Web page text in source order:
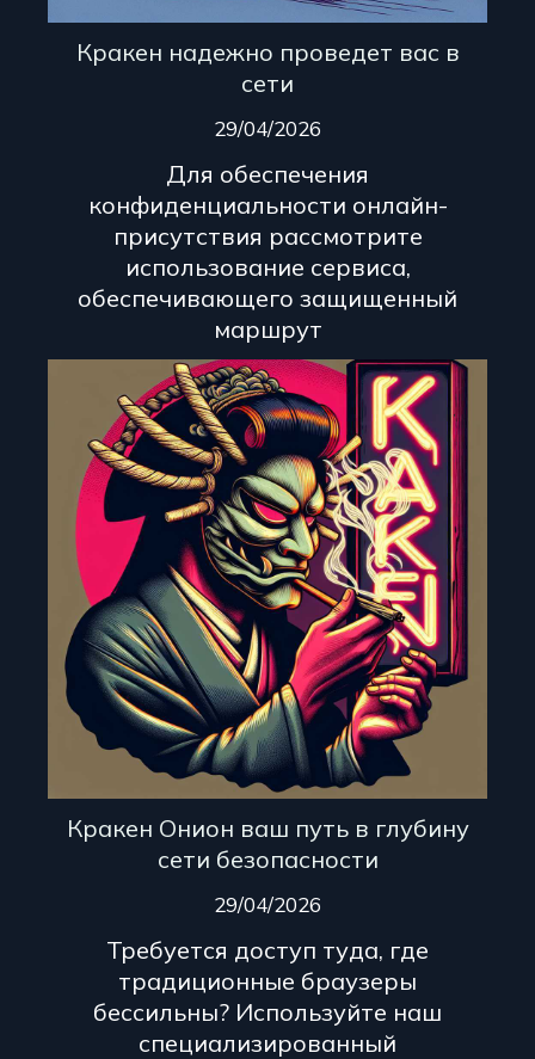
Кракен надежно проведет вас в
сети
29/04/2026
Для обеспечения
конфиденциальности онлайн-
присутствия рассмотрите
использование сервиса,
обеспечивающего защищенный
маршрут
Кракен Онион ваш путь в глубину
сети безопасности
29/04/2026
Требуется доступ туда, где
традиционные браузеры
бессильны? Используйте наш
специализированный